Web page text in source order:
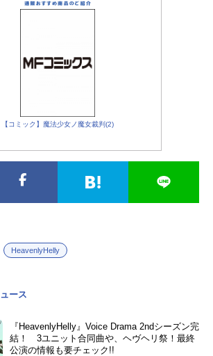
【コミック】魔法少女ノ魔女裁判(2)
HeavenlyHelly
ース
『HeavenlyHelly』Voice Drama 2ndシーズン完
結！ 3ユニット合同曲や、ヘヴヘリ祭！最終
公演の情報も要チェック!!